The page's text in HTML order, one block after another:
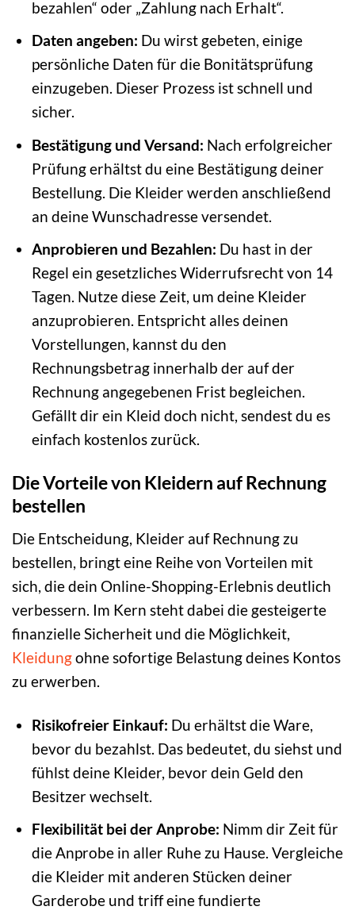
bezahlen“ oder „Zahlung nach Erhalt“.
Daten angeben: Du wirst gebeten, einige
persönliche Daten für die Bonitätsprüfung
einzugeben. Dieser Prozess ist schnell und
sicher.
Bestätigung und Versand: Nach erfolgreicher
Prüfung erhältst du eine Bestätigung deiner
Bestellung. Die Kleider werden anschließend
an deine Wunschadresse versendet.
Anprobieren und Bezahlen: Du hast in der
Regel ein gesetzliches Widerrufsrecht von 14
Tagen. Nutze diese Zeit, um deine Kleider
anzuprobieren. Entspricht alles deinen
Vorstellungen, kannst du den
Rechnungsbetrag innerhalb der auf der
Rechnung angegebenen Frist begleichen.
Gefällt dir ein Kleid doch nicht, sendest du es
einfach kostenlos zurück.
Die Vorteile von Kleidern auf Rechnung
bestellen
Die Entscheidung, Kleider auf Rechnung zu
bestellen, bringt eine Reihe von Vorteilen mit
sich, die dein Online-Shopping-Erlebnis deutlich
verbessern. Im Kern steht dabei die gesteigerte
finanzielle Sicherheit und die Möglichkeit,
Kleidungohne sofortige Belastung deines Kontos
zu erwerben.
Risikofreier Einkauf: Du erhältst die Ware,
bevor du bezahlst. Das bedeutet, du siehst und
fühlst deine Kleider, bevor dein Geld den
Besitzer wechselt.
Flexibilität bei der Anprobe: Nimm dir Zeit für
die Anprobe in aller Ruhe zu Hause. Vergleiche
die Kleider mit anderen Stücken deiner
Garderobe und triff eine fundierte